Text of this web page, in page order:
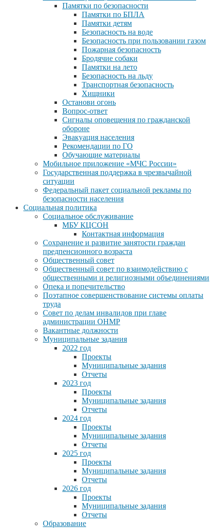
Памятки по безопасности
Памятки по БПЛА
Памятки детям
Безопасность на воде
Безопасность при пользовании газом
Пожарная безопасность
Бродячие собаки
Памятки на лето
Безопасность на льду
Транспортная безопасность
Хищники
Останови огонь
Вопрос-ответ
Сигналы оповещения по гражданской
обороне
Эвакуация населения
Рекомендации по ГО
Обучающие материалы
Мобильное приложение «МЧС России»
Государственная поддержка в чрезвычайной
ситуации
Федеральный пакет социальной рекламы по
безопасности населения
Социальная политика
Социальное обслуживание
МБУ КЦСОН
Контактная информация
Сохранение и развитие занятости граждан
предпенсионного возраста
Общественный совет
Общественный совет по взаимодействию с
общественными и религиозными объединениями
Опека и попечительство
Поэтапное совершенствование системы оплаты
труда
Совет по делам инвалидов при главе
администрации ОНМР
Вакантные должности
Муниципальные задания
2022 год
Проекты
Муниципальные задания
Отчеты
2023 год
Проекты
Муниципальные задания
Отчеты
2024 год
Проекты
Муниципальные задания
Отчеты
2025 год
Проекты
Муниципальные задания
Отчеты
2026 год
Проекты
Муниципальные задания
Отчеты
Образование